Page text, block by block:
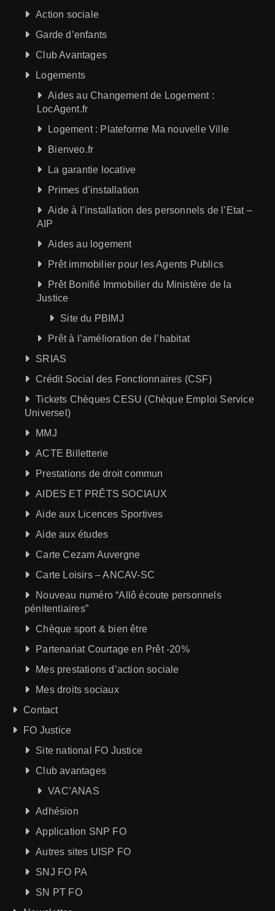
Action sociale
Garde d’enfants
Club Avantages
Logements
Aides au Changement de Logement :
LocAgent.fr
Logement : Plateforme Ma nouvelle Ville
Bienveo.fr
La garantie locative
Primes d’installation
Aide à l’installation des personnels de l’Etat –
AIP
Aides au logement
Prêt immobilier pour les Agents Publics
Prêt Bonifié Immobilier du Ministère de la
Justice
Site du PBIMJ
Prêt à l’amélioration de l’habitat
SRIAS
Crédit Social des Fonctionnaires (CSF)
Tickets Chèques CESU (Chèque Emploi Service
Universel)
MMJ
ACTE Billetterie
Prestations de droit commun
AIDES ET PRÊTS SOCIAUX
Aide aux Licences Sportives
Aide aux études
Carte Cezam Auvergne
Carte Loisirs – ANCAV-SC
Nouveau numéro “Allô écoute personnels
pénitentiaires”
Chèque sport & bien être
Partenariat Courtage en Prêt -20%
Mes prestations d’action sociale
Mes droits sociaux
Contact
FO Justice
Site national FO Justice
Club avantages
VAC’ANAS
Adhésion
Application SNP FO
Autres sites UISP FO
SNJ FO PA
SN PT FO